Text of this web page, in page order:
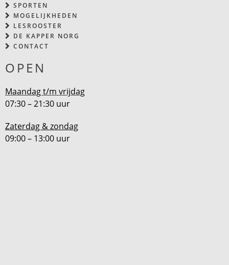
SPORTEN
MOGELIJKHEDEN
LESROOSTER
DE KAPPER NORG
CONTACT
OPEN
Maandag t/m vrijdag
07:30 – 21:30 uur
Zaterdag & zondag
09:00 – 13:00 uur